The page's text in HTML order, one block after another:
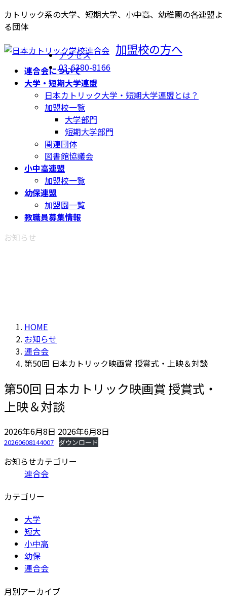
コ
ン
ン
ナ
ビ
ー
カトリック系の大学、短期大学、小中高、幼稚園の各連盟よ
る団体
アクセス
03-6380-8166
加盟校の方へ
連合会について
大学・短期大学連盟
日本カトリック大学・短期大学連盟とは？
加盟校一覧
大学部門
短期大学部門
関連団体
図書館協議会
小中高連盟
加盟校一覧
幼保連盟
加盟園一覧
教職員募集情報
お知らせ
HOME
お知らせ
連合会
第50回 日本カトリック映画賞 授賞式・上映＆対談
第50回 日本カトリック映画賞 授賞式・
上映＆対談
2026年6月8日 最
終
更
新
2026年6月8日
20260608144007 ダウンロード
お知らせカテゴリー
連合会
カテゴリー
大学
短大
小中高
幼保
連合会
月別アーカイブ